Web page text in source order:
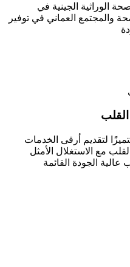
الوراثية الجينية في
والمجتمع العماني في توفير
لتقديم أرقى الخدمات
مع الاستغلال الأمثل
عالية الجودة القائمة